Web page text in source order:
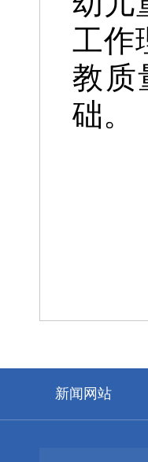
工作
教质
础。
新闻网站